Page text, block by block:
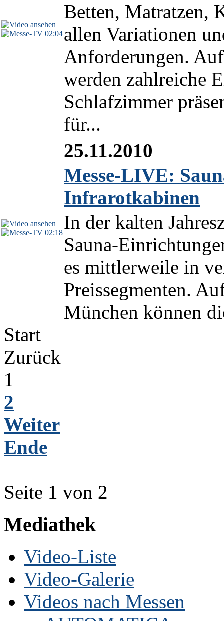
02:04
Betten, Matratzen,
allen Variationen
Anforderungen.
werden zahlreiche
Schlafzimmer
für...
02:18
25.11.2010
Messe-LIVE:
Infrarotkabinen
In der kalten
Sauna-
es mittlerweile in
Preissegmenten.
München können
Start
Zurück
1
2
Weiter
Ende
Seite 1 von 2
Mediathek
Video-Liste
Video-Galerie
Videos nach Messen